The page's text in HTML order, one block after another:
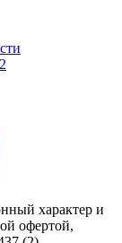
характер и
офертой,